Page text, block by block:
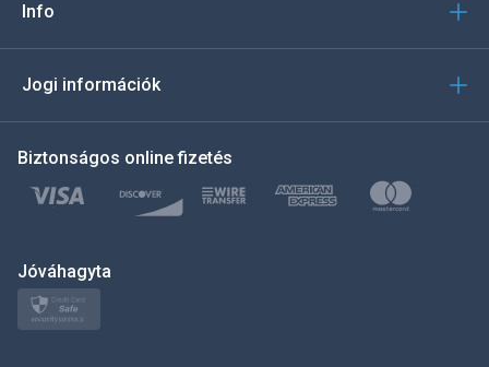
Türkçe
Polski
Info
Jogi információk
Biztonságos online fizetés
Jóváhagyta